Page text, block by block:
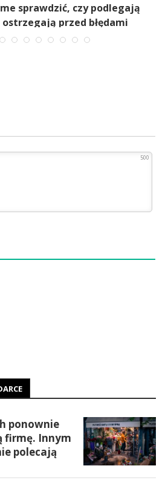
sprawdzić, czy podlegają
ostrzegają przed błędami
500
ponownie
firmę. Innym
polecają